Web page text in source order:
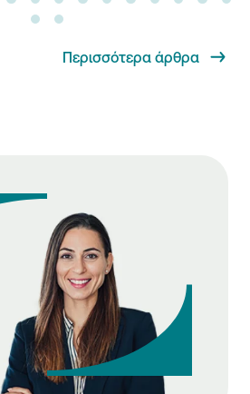
Περισσότερα άρθρα